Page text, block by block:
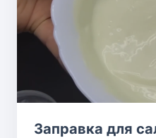
Заправка для